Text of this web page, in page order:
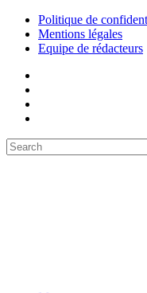
Politique de
Mentions légales
Equipe de rédacteurs